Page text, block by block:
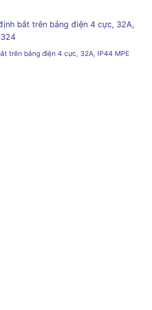
trên bảng điện 4 cực, 32A, IP44 MPE